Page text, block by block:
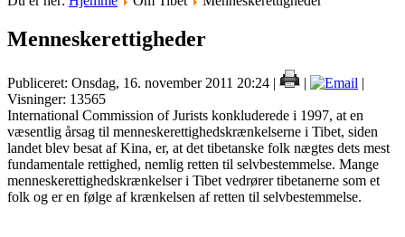
Menneskerettigheder
Publiceret: Onsdag, 16. november 2011 20:24 | |
|
Visninger: 13565
International Commission of Jurists konkluderede i 1997, at en
væsentlig årsag til menneskerettighedskrænkelserne i Tibet, siden
landet blev besat af Kina, er, at det tibetanske folk nægtes dets mest
fundamentale rettighed, nemlig retten til selvbestemmelse. Mange
menneskerettighedskrænkelser i Tibet vedrører tibetanerne som et
folk og er en følge af krænkelsen af retten til selvbestemmelse.